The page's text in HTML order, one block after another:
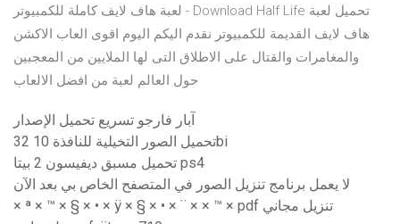
لعبة هاف لايف كاملة للكمبيوتر - Download Half Life تحميل لعبة
هاف لايف القديمة للكمبيوتر نقدم اليكم اليوم اقوى العاب الاكشن
والمغامرات والقتال على الاطلاق التى لها الملايين من المعجبين
حول العالم لعبة من افضل الالعاب
آبار فارجو تسريع تحميل الإصدار
تحميل الصور التخيلية للنافذة 10 32bi
تحميل مسبق ديفيسون 2 بيتا ps4
لا يعمل برنامج تنزيل الصور في المتصفح الخاص بي بعد الآن
× ª × ™ × § × • × ÿ × § × • × ¨ × × ™ × pdf تنزيل مجاني